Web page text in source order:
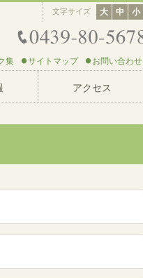
小
中
大
文字サイズ
お問い合わせ
サイトマップ
集
アクセス